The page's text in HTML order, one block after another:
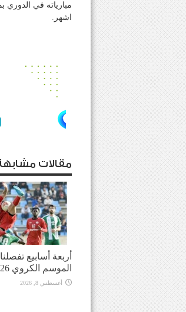
مبارياته في الدوري
اشهر.
مقالات
أربعة أسابيع
الموسم الكروي 2026-2027
أغسطس 8, 2026